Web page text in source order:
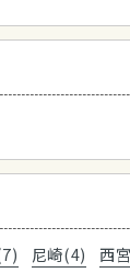
尼崎(4)
西